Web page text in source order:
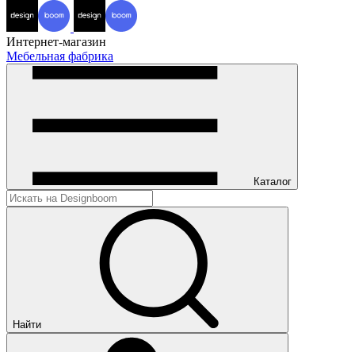
Интернет-магазин
Мебельная фабрика
Каталог
Найти